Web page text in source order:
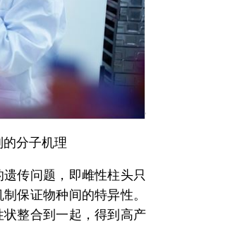
分子机理
传问题，即雌性柱头只
保证物种间的特异性。
整合到一起，得到高产